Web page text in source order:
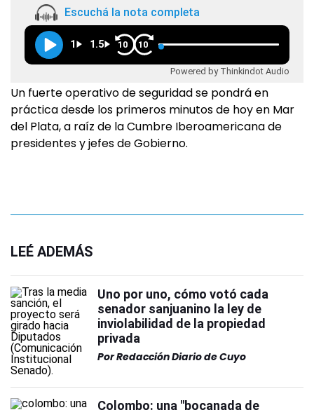
Escuchá la nota completa
1 1.5 10 10
Powered by Thinkindot Audio
Un fuerte operativo de seguridad se pondrá en
práctica desde los primeros minutos de hoy en Mar
del Plata, a raíz de la Cumbre Iberoamericana de
presidentes y jefes de Gobierno.
LEÉ ADEMÁS
Uno por uno, cómo votó cada
senador sanjuanino la ley de
inviolabilidad de la propiedad
privada
PorRedacción Diario de Cuyo
Colombo: una "bocanada de